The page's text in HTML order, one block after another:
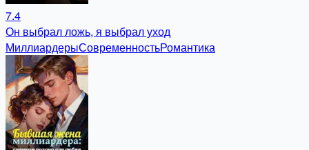
7.4
Он выбрал ложь, я выбрал уход
МиллиардерыСовременностьРомантика